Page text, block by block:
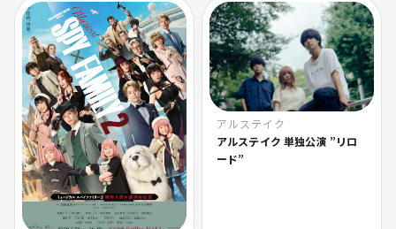
アルステイク
アルステイク 単独公演 ”リロ
ード”